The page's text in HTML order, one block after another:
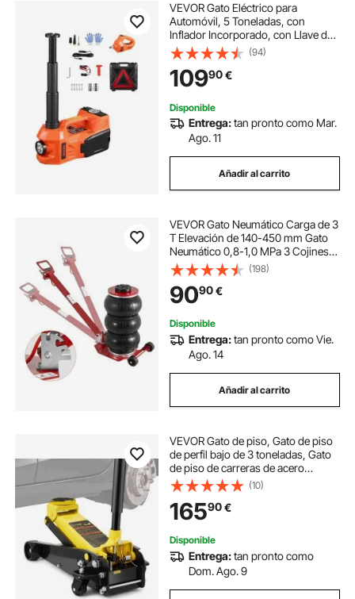
VEVOR Gato Eléctrico para
Automóvil, 5 Toneladas, con
Inflador Incorporado, con Llave de
Impacto Eléctrica y Luz LED, Kit de
Gato Portátil para Sedán, SUV,
Camión, Naranja, 292 x 120 x 155
mm
(94)
10990€
Disponible
Entrega:tan pronto como Mar.
Ago. 11
Añadir al carrito
VEVOR Gato Neumático Carga de 3
T Elevación de 140-450 mm Gato
Neumático 0,8-1,0 MPa 3 Cojines
de Aire Mango Largo Ajustable
Elevación Rápida para Reparación
de Coches Mantenimiento SUV
Taller Garaje
(198)
9090€
Disponible
Entrega:tan pronto como Vie.
Ago. 14
Añadir al carrito
VEVOR Gato de piso, Gato de piso
de perfil bajo de 3 toneladas, Gato
de piso de carreras de acero
resistente con bomba de elevación
rápida de un solo pistón, Rango de
elevación del gato de piso 5.12"-20
(10)
16590€
Disponible
Entrega:tan pronto como
Dom. Ago. 9